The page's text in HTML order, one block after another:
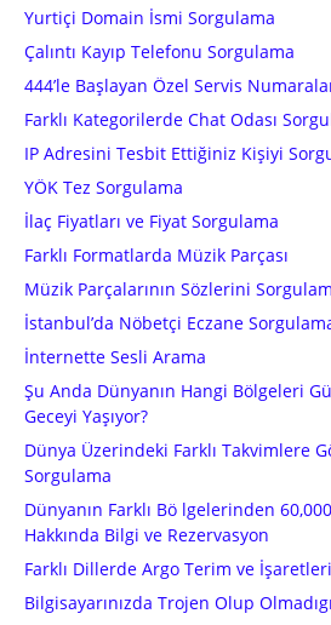
Yurtiçi Domain İsmi Sorgulama
Çalıntı Kayıp Telefonu Sorgulama
444’le Başlayan Özel Servis
Farklı Kategorilerde Chat Odası
IP Adresini Tesbit Ettiğiniz Kişiyi
YÖK Tez Sorgulama
İlaç Fiyatları ve Fiyat Sorgulama
Farklı Formatlarda Müzik Parçası
Müzik Parçalarının Sözlerini
İstanbul’da Nöbetçi Eczane
İnternette Sesli Arama
Şu Anda Dünyanın Hangi Bölgeleri
Geceyi Yaşıyor?
Dünya Üzerindeki Farklı Takvimlere
Sorgulama
Dünyanın Farklı Bö lgelerinden
Hakkında Bilgi ve Rezervasyon
Farklı Dillerde Argo Terim ve
Bilgisayarınızda Trojen Olup